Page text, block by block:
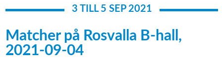
3 TILL 5 SEP 2021
Matcher på Rosvalla B-hall,
2021-09-04